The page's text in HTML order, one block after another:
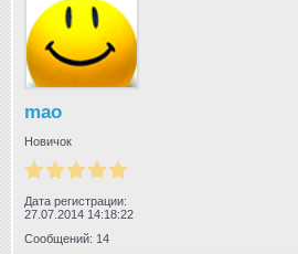
mao
Новичок
Дата регистрации:
27.07.2014 14:18:22
Сообщений: 14